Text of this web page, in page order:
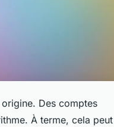
Des comptes
À terme, cela peut